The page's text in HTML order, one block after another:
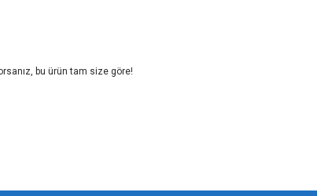
bu ürün tam size göre!